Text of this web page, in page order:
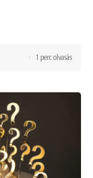
1 perc olvasás